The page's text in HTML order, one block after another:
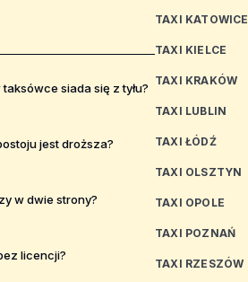
siada się z tyłu?
jest droższa?
w dwie strony?
licencji?
TAXI KATOWICE
TAXI KIELCE
TAXI KRAKÓW
TAXI LUBLIN
TAXI ŁÓDŹ
TAXI OLSZTYN
TAXI OPOLE
TAXI POZNAŃ
TAXI RZESZÓW